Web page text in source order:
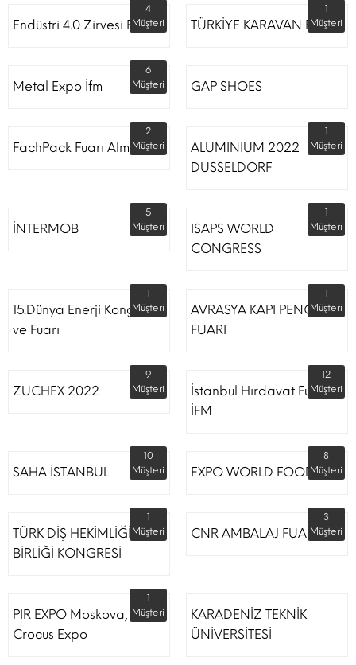
Endüstri 4.0 Zirvesi Fuarı
4
Müşteri
TÜRKİYE KARAVAN FUARI
1
Müşteri
Metal Expo İfm
6
Müşteri
GAP SHOES
FachPack Fuarı Almanya
2
Müşteri
ALUMINIUM 2022
DUSSELDORF
1
Müşteri
İNTERMOB
5
Müşteri
ISAPS WORLD
CONGRESS
1
Müşteri
15.Dünya Enerji Kongresi
ve Fuarı
1
Müşteri
AVRASYA KAPI PENCERE
FUARI
1
Müşteri
ZUCHEX 2022
9
Müşteri
İstanbul Hırdavat Fuarı
İFM
12
Müşteri
SAHA İSTANBUL
10
Müşteri
EXPO WORLD FOOD
8
Müşteri
TÜRK DİŞ HEKİMLİĞİ
BİRLİĞİ KONGRESİ
1
Müşteri
CNR AMBALAJ FUARI
3
Müşteri
PIR EXPO Moskova,
Crocus Expo
1
Müşteri
KARADENİZ TEKNİK
ÜNİVERSİTESİ